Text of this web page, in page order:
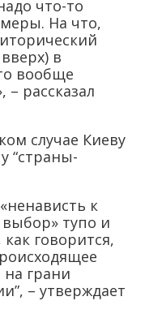
что-то
На что,
в
вообще
рассказал
случае Киеву
“страны-
к
выбор» тупо и
как говорится,
на грани
– утверждает